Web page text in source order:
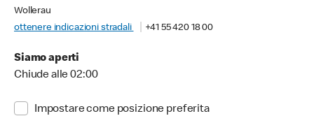
Wollerau
ottenere indicazioni stradali
+41 55 420 18 00
Siamo aperti
Chiude alle 02:00
Impostare come posizione preferita